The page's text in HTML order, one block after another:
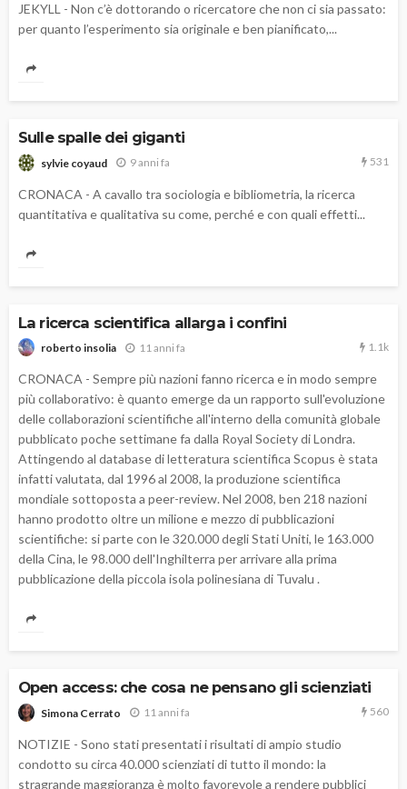
JEKYLL - Non c’è dottorando o ricercatore che non ci sia passato:
per quanto l’esperimento sia originale e ben pianificato,...
Sulle spalle dei giganti
sylvie coyaud 9 anni fa 531
CRONACA - A cavallo tra sociologia e bibliometria, la ricerca
quantitativa e qualitativa su come, perché e con quali effetti...
La ricerca scientifica allarga i confini
roberto insolia 11 anni fa 1.1k
CRONACA - Sempre più nazioni fanno ricerca e in modo sempre
più collaborativo: è quanto emerge da un rapporto sull'evoluzione
delle collaborazioni scientifiche all'interno della comunità globale
pubblicato poche settimane fa dalla Royal Society di Londra.
Attingendo al database di letteratura scientifica Scopus è stata
infatti valutata, dal 1996 al 2008, la produzione scientifica
mondiale sottoposta a peer-review. Nel 2008, ben 218 nazioni
hanno prodotto oltre un milione e mezzo di pubblicazioni
scientifiche: si parte con le 320.000 degli Stati Uniti, le 163.000
della Cina, le 98.000 dell'Inghilterra per arrivare alla prima
pubblicazione della piccola isola polinesiana di Tuvalu .
Open access: che cosa ne pensano gli scienziati
Simona Cerrato 11 anni fa 560
NOTIZIE - Sono stati presentati i risultati di ampio studio
condotto su circa 40.000 scienziati di tutto il mondo: la
stragrande maggioranza è molto favorevole a rendere pubblici